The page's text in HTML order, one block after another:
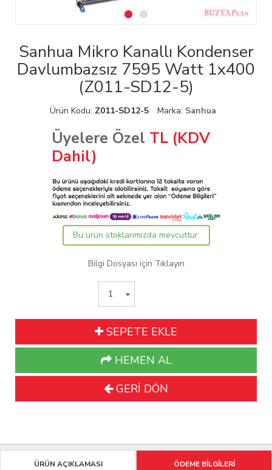
Sanhua Mikro Kanallı Kondenser
Davlumbazsız 7595 Watt 1x400
(Z011-SD12-5)
Ürün Kodu: Z011-SD12-5 Marka: Sanhua
Üyelere Özel TL (KDV
Dahil)
Bu ürün stoklarımızda mevcuttur.
Bilgi Dosyası için Tıklayın
SEPETE EKLE
HEMEN AL
GERİ DÖN
ÜRÜN AÇIKLAMASI ÖDEME BİLGİLERİ